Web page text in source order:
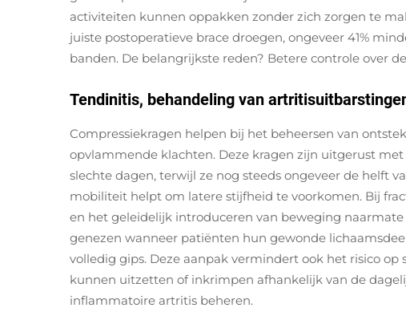
activiteiten kunnen oppakken zonder zich zorgen te
juiste postoperatieve brace droegen, ongeveer 41%
banden. De belangrijkste reden? Betere controle over
Tendinitis, behandeling van
Compressiekragen helpen bij het beheersen van
opvlammende klachten. Deze kragen zijn uitgerust
slechte dagen, terwijl ze nog steeds ongeveer de helft
mobiliteit helpt om latere stijfheid te voorkomen. Bij
en het geleidelijk introduceren van beweging
genezen wanneer patiënten hun gewonde
volledig gips. Deze aanpak vermindert ook het risico
kunnen uitzetten of inkrimpen afhankelijk van de
inflammatoire artritis beheren.